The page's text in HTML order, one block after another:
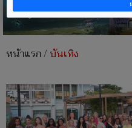
หน้าแรก/บันเทิง